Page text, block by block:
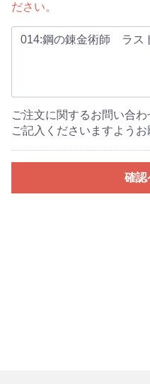
ださい。
ご注文に関するお問い合
ご記入くださいますようお
確認